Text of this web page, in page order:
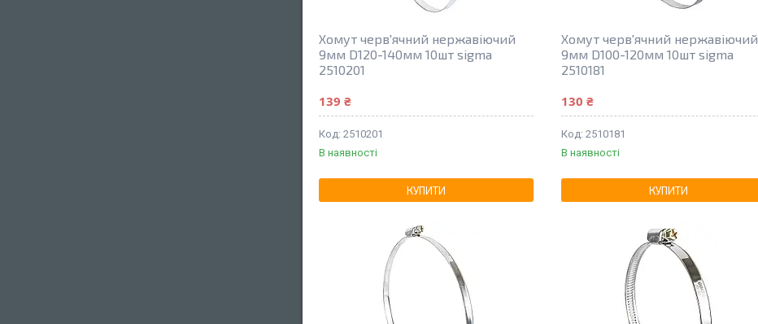
Хомут черв'ячний нержавіючий
9мм D120-140мм 10шт sigma
2510201
139 ₴
2510201
В наявності
КУПИТИ
Хомут черв'ячний нержавіючий
9мм D100-120мм 10шт sigma
2510181
130 ₴
2510181
В наявності
КУПИТИ